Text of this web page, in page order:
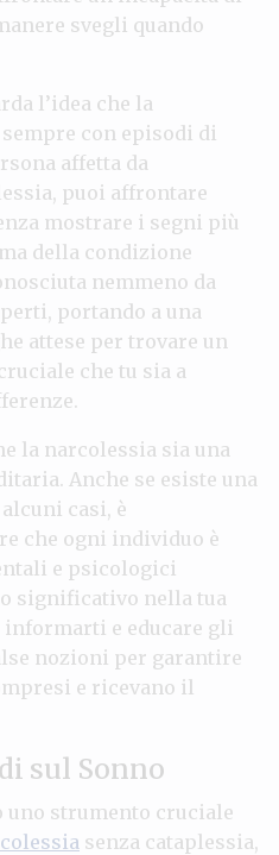
svegli quando
l’idea che la
con episodi di
affetta da
puoi affrontare
mostrare i segni più
della condizione
nemmeno da
portando a una
attese per trovare un
che tu sia a
la narcolessia sia una
Anche se esiste una
casi, è
che ogni individuo è
e psicologici
significativo nella tua
informarti e educare gli
nozioni per garantire
e ricevano il
sul Sonno
uno strumento cruciale
senza cataplessia,